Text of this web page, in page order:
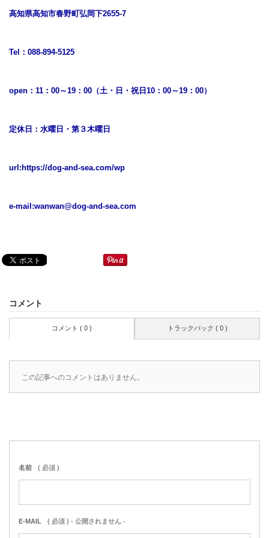
高知県高知市春野町弘岡下2655-7
Tel：088-894-5125
open：11：00～19：00（土・日・祝日10：00～19：00）
定休日：水曜日・第３木曜日
url:https://dog-and-sea.com/wp
e-mail:wanwan@dog-and-sea.com
コメント
コメント ( 0 ) トラックバック ( 0 )
この記事へのコメントはありません。
名前 ( 必須 )
E-MAIL ( 必須 ) - 公開されません -